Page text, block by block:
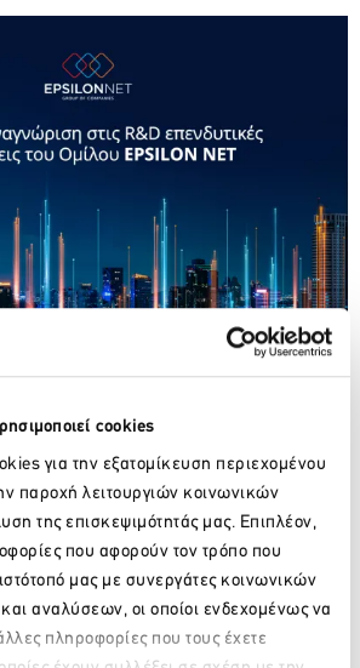
cookies
για την εξατομίκευση περιεχομένου
παροχή λειτουργιών κοινωνικών
της επισκεψιμότητάς μας. Επιπλέον,
που αφορούν τον τρόπο που
μας με συνεργάτες κοινωνικών
αναλύσεων, οι οποίοι ενδεχομένως να
πληροφορίες που τους έχετε
Industrial R&D Investment
και αξιολογεί την απόδοση των
βιομηχανικής R&D της Ευρωπαϊκής
ομότιμών τους παγκοσμίως.
ανοικτών δεδομένων, η
του Scoreboard γίνεται
διαδίκτυο για να επιτρέψει σε
όπως εταιρείες, υπεύθυνους
ερευνητές να ενημερωθούν
των χωρών και των εταιρειών